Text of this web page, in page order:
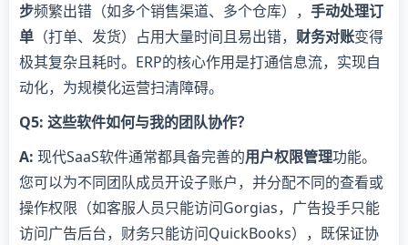
步​​频繁出错（如多个销售渠道、多个仓库），​ ​手动处理订
单​ ​（打单、发货）占用大量时间且易出错，​ ​财务对账​​变得
极其复杂且耗时。ERP的核心作用是打通信息流，实现自
动化，为规模化运营扫清障碍。
​Q5: 这些软件如何与我的团队协作？​
​A:​ ​ 现代SaaS软件通常都具备完善的​​用户权限管理​​功能。
您可以为不同团队成员开设子账户，并分配不同的查看或
操作权限（如客服人员只能访问Gorgias，广告投手只能
访问广告后台，财务只能访问QuickBooks），既保证协